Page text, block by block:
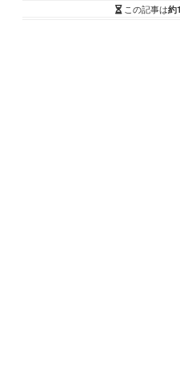
この記事は約